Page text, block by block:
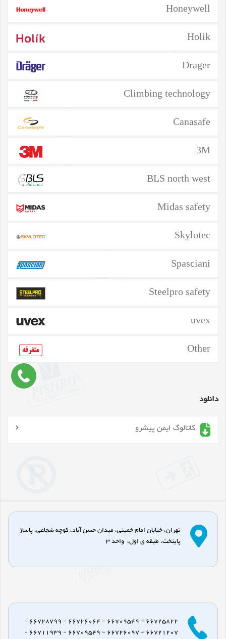
Honeywell
Holik
Drager
Climbing technology
Canasafe
3M
BLS north west
Midas safety
Skylotec
Spasciani
Steelpro safety
uvex
Other
دانلود
کاتالوگ ایمن پیشرو
تهران، خیابان امام خمینی، میدان حسن آباد، کوچه شجاعی، پاساژ
پایتخت، طبقه ی اول، واحد 3
66725822 - 66709549 - 66726064 - 66728799 -
66721207 - 66726097 - 66709549 - 66711939 -